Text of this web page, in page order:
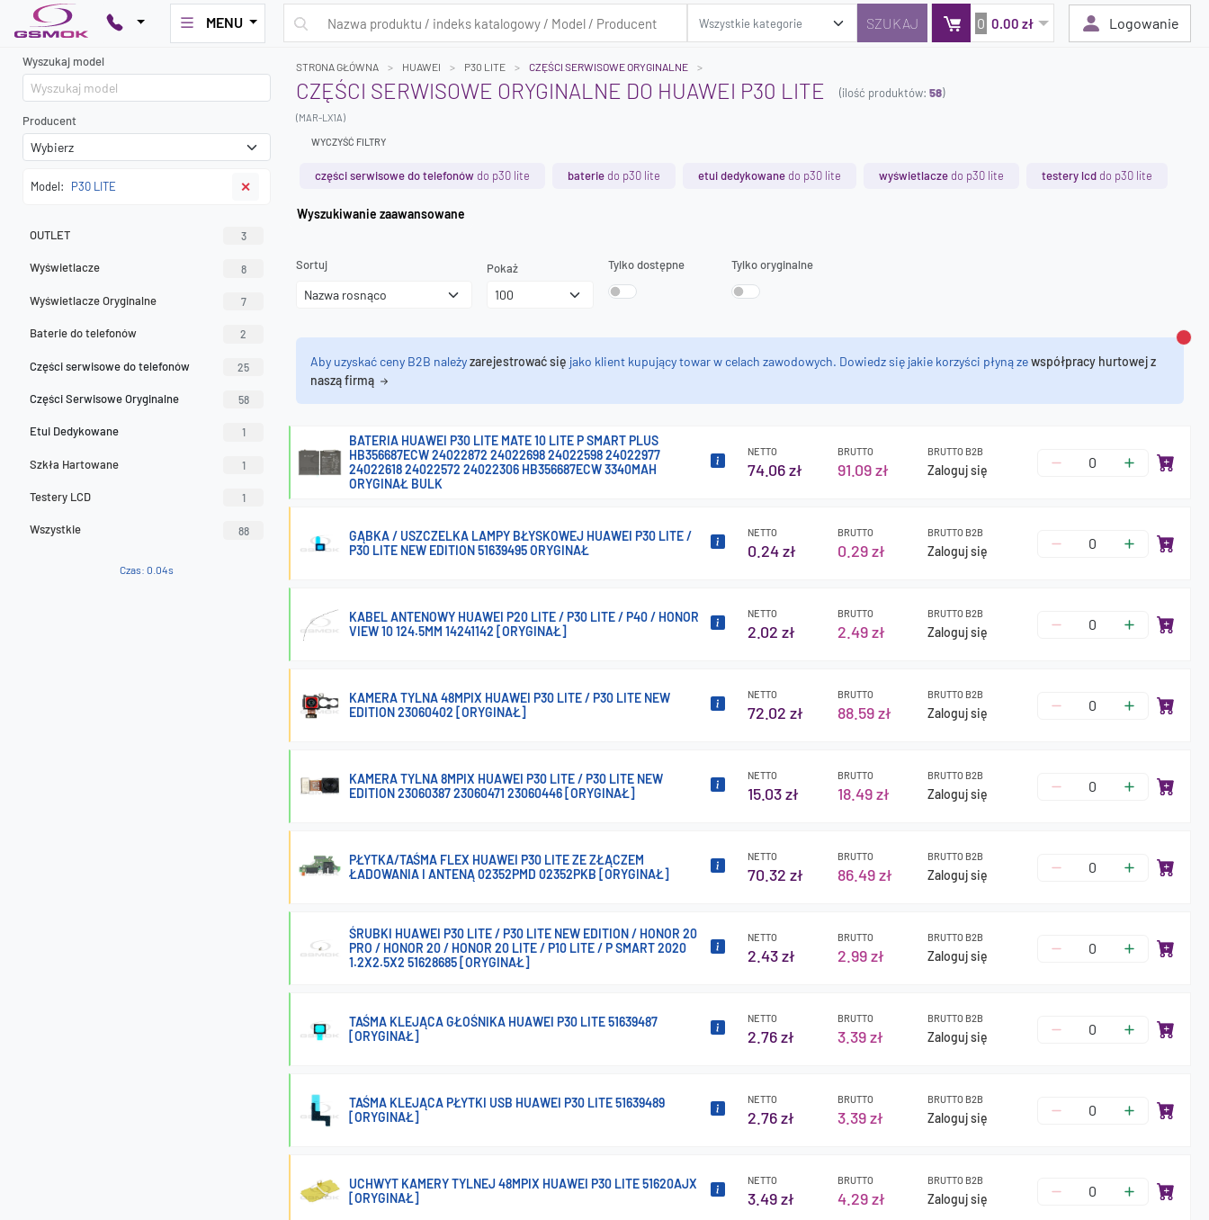
MENU 0 0.00 zł Logowanie
Wyszukaj model
Producent
Model: P30 LITE ✕
OUTLET 3
Wyświetlacze 8
Wyświetlacze Oryginalne 7
Baterie do telefonów 2
Części serwisowe do telefonów 25
Części Serwisowe Oryginalne 58
Etui Dedykowane 1
Szkła Hartowane 1
Testery LCD 1
Wszystkie 88
Czas: 0.04s
STRONA GŁÓWNA HUAWEI P30 LITE CZĘŚCI SERWISOWE ORYGINALNE
CZĘŚCI SERWISOWE ORYGINALNE DO HUAWEI P30 LITE (ilość produktów: 58)
(MAR-LX1A)
WYCZYŚĆ FILTRY
części serwisowe do telefonów do p30 lite baterie do p30 lite etui dedykowane do p30 lite wyświetlacze do p30 lite testery lcd do p30 lite
Wyszukiwanie zaawansowane
Sortuj Pokaż Tylko dostępne Tylko oryginalne
Aby uzyskać ceny B2B należyzarejestrować się jako klient kupujący towar w celach zawodowych. Dowiedz się jakie korzyści płyną zewspółpracy hurtowej z
naszą firmą
BATERIA HUAWEI P30 LITE MATE 10 LITE P SMART PLUS
HB356687ECW 24022872 24022698 24022598 24022977
24022618 24022572 24022306 HB356687ECW 3340MAH
ORYGINAŁ BULK
NETTO
74.06 zł
BRUTTO
91.09 zł
BRUTTO B2B
Zaloguj się
GĄBKA / USZCZELKA LAMPY BŁYSKOWEJ HUAWEI P30 LITE /
P30 LITE NEW EDITION 51639495 ORYGINAŁ
NETTO
0.24 zł
BRUTTO
0.29 zł
BRUTTO B2B
Zaloguj się
KABEL ANTENOWY HUAWEI P20 LITE / P30 LITE / P40 / HONOR
VIEW 10 124.5MM 14241142 [ORYGINAŁ]
NETTO
2.02 zł
BRUTTO
2.49 zł
BRUTTO B2B
Zaloguj się
KAMERA TYLNA 48MPIX HUAWEI P30 LITE / P30 LITE NEW
EDITION 23060402 [ORYGINAŁ]
NETTO
72.02 zł
BRUTTO
88.59 zł
BRUTTO B2B
Zaloguj się
KAMERA TYLNA 8MPIX HUAWEI P30 LITE / P30 LITE NEW
EDITION 23060387 23060471 23060446 [ORYGINAŁ]
NETTO
15.03 zł
BRUTTO
18.49 zł
BRUTTO B2B
Zaloguj się
PŁYTKA/TAŚMA FLEX HUAWEI P30 LITE ZE ZŁĄCZEM
ŁADOWANIA I ANTENĄ 02352PMD 02352PKB [ORYGINAŁ]
NETTO
70.32 zł
BRUTTO
86.49 zł
BRUTTO B2B
Zaloguj się
ŚRUBKI HUAWEI P30 LITE / P30 LITE NEW EDITION / HONOR 20
PRO / HONOR 20 / HONOR 20 LITE / P10 LITE / P SMART 2020
1.2X2.5X2 51628685 [ORYGINAŁ]
NETTO
2.43 zł
BRUTTO
2.99 zł
BRUTTO B2B
Zaloguj się
TAŚMA KLEJĄCA GŁOŚNIKA HUAWEI P30 LITE 51639487
[ORYGINAŁ]
NETTO
2.76 zł
BRUTTO
3.39 zł
BRUTTO B2B
Zaloguj się
TAŚMA KLEJĄCA PŁYTKI USB HUAWEI P30 LITE 51639489
[ORYGINAŁ]
NETTO
2.76 zł
BRUTTO
3.39 zł
BRUTTO B2B
Zaloguj się
UCHWYT KAMERY TYLNEJ 48MPIX HUAWEI P30 LITE 51620AJX
[ORYGINAŁ]
NETTO
3.49 zł
BRUTTO
4.29 zł
BRUTTO B2B
Zaloguj się